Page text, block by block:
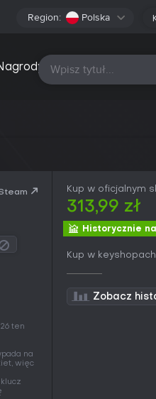
Region: Polska
Wszystkie platformy
ten
na
więc
Kup w oficjalnym
313,99 zł
Historycznie
Kup w
Zobacz